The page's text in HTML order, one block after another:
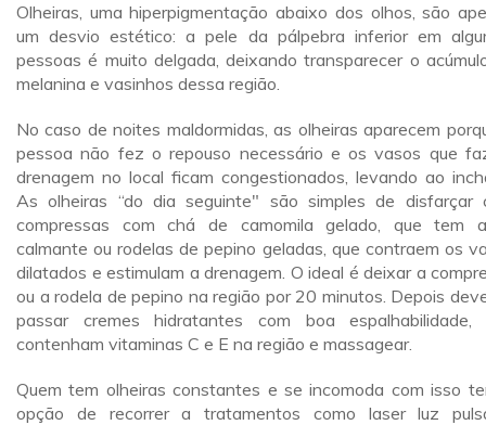
Olheiras, uma hiperpigmentação abaixo dos olhos, são
um desvio estético: a pele da pálpebra inferior em
pessoas é muito delgada, deixando transparecer o
melanina e vasinhos dessa região.
No caso de noites maldormidas, as olheiras aparecem
pessoa não fez o repouso necessário e os vasos que
drenagem no local ficam congestionados, levando ao
As olheiras “do dia seguinte" são simples de disfarçar
compressas com chá de camomila gelado, que tem
calmante ou rodelas de pepino geladas, que contraem os
dilatados e estimulam a drenagem. O ideal é deixar a
ou a rodela de pepino na região por 20 minutos. Depois
passar cremes hidratantes com boa espalhabilidade,
contenham vitaminas C e E na região e massagear.
Quem tem olheiras constantes e se incomoda com isso
opção de recorrer a tratamentos como laser luz